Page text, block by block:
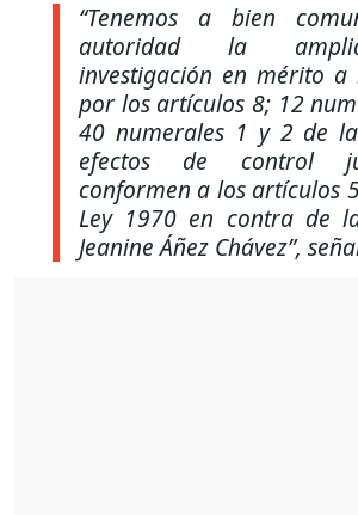
“Tenemos a bien
autoridad la
investigación en mérito a
por los artículos 8; 12
40 numerales 1 y 2 de
efectos de control
conformen a los artículos
Ley 1970 en contra de
Jeanine Áñez Chávez”,